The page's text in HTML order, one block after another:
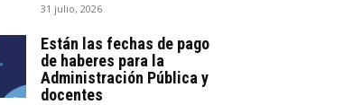
31 julio, 2026
Están las fechas de pago
de haberes para la
Administración Pública y
docentes